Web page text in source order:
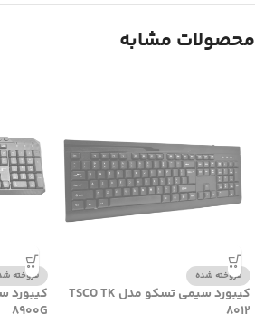
محصولات مشابه
فروخته شده
کیبورد سیمی تسکو مدل TSCO TK
8012
فروخته
8900G